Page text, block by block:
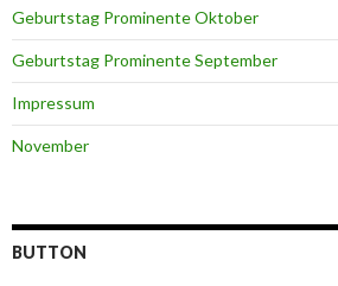
Geburtstag Prominente Oktober
Geburtstag Prominente September
Impressum
November
BUTTON